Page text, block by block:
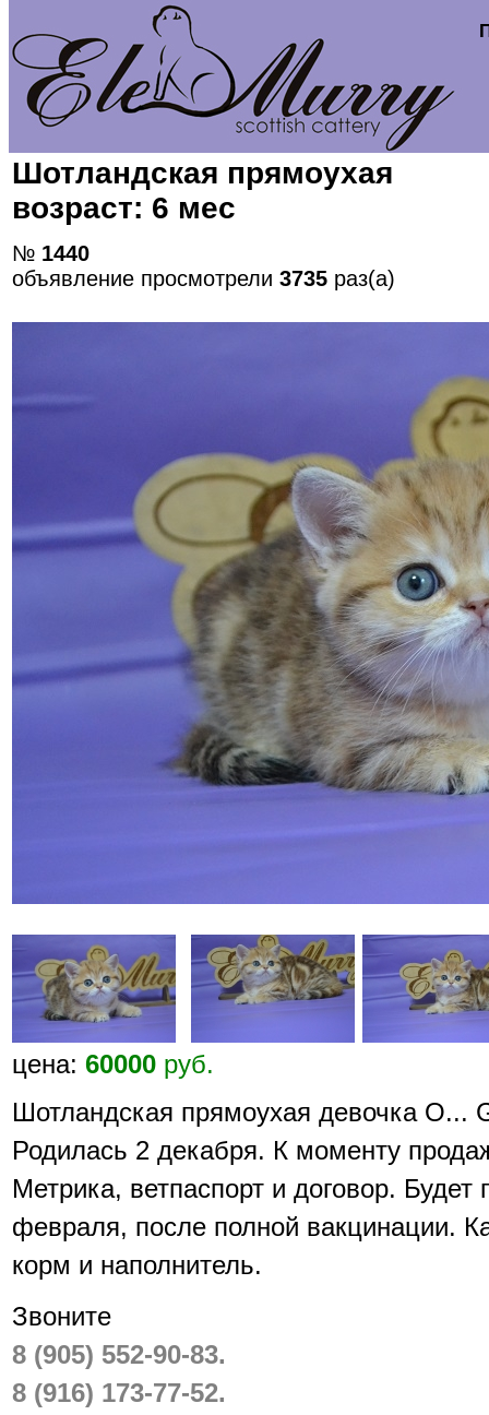
Шотландская прямоухая
возраст: 6 мес
№ 1440
объявление просмотрели 3735 раз(а)
цена: 60000 руб.
Шотландская прямоухая девочка O...
Родилась 2 декабря. К моменту
Метрика, ветпаспорт и договор. Будет
февраля, после полной вакцинации.
корм и наполнитель.
Звоните
8 (905) 552-90-83.
8 (916) 173-77-52.